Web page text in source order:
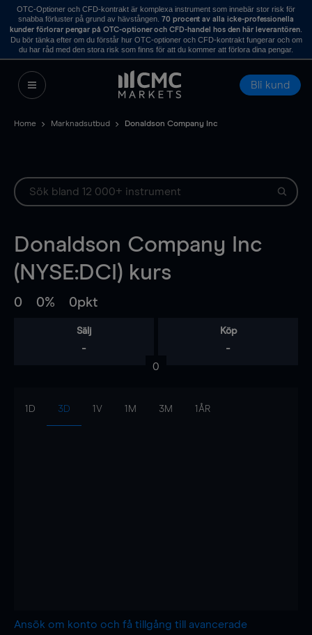
OTC-Optioner och CFD-kontrakt är komplexa instrument som innebär stor risk för
snabba förluster på grund av hävstången. 70 procent av alla icke-professionella
kunder förlorar pengar på OTC-optioner och CFD-handel hos den här leverantören.
Du bör tänka efter om du förstår hur OTC-optioner och CFD-kontrakt fungerar och om
du har råd med den stora risk som finns för att du kommer att förlora dina pengar.
Bli kund
Home Marknadsutbud Donaldson Company Inc
Donaldson Company Inc
(NYSE:DCI) kurs
0 0% 0pkt
Sälj
-
Köp
-
0
1D 3D 1V 1M 3M 1ÅR
Ansök om konto och få tillgång till avancerade